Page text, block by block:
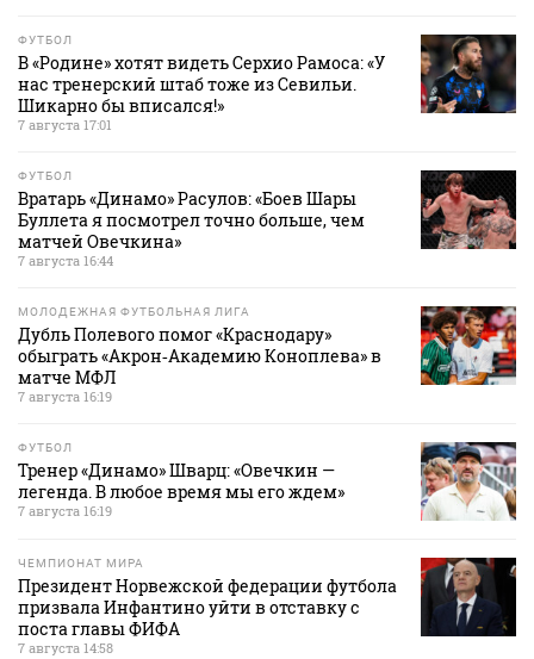
ФУТБОЛ
В «Родине» хотят видеть Серхио Рамоса: «У
нас тренерский штаб тоже из Севильи.
Шикарно бы вписался!»
7 августа 17:01
ФУТБОЛ
Вратарь «Динамо» Расулов: «Боев Шары
Буллета я посмотрел точно больше, чем
матчей Овечкина»
7 августа 16:44
МОЛОДЕЖНАЯ ФУТБОЛЬНАЯ ЛИГА
Дубль Полевого помог «Краснодару»
обыграть «Акрон‑Академию Коноплева» в
матче МФЛ
7 августа 16:19
ФУТБОЛ
Тренер «Динамо» Шварц: «Овечкин —
легенда. В любое время мы его ждем»
7 августа 16:19
ЧЕМПИОНАТ МИРА
Президент Норвежской федерации футбола
призвала Инфантино уйти в отставку с
поста главы ФИФА
7 августа 14:58